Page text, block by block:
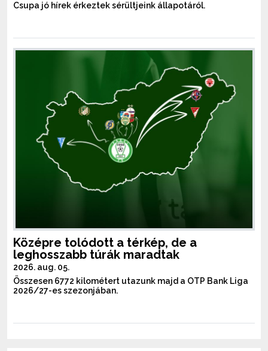
Csupa jó hírek érkeztek sérültjeink állapotáról.
Középre tolódott a térkép, de a
leghosszabb túrák maradtak
2026. aug. 05.
Összesen 6772 kilométert utazunk majd a OTP Bank Liga
2026/27-es szezonjában.